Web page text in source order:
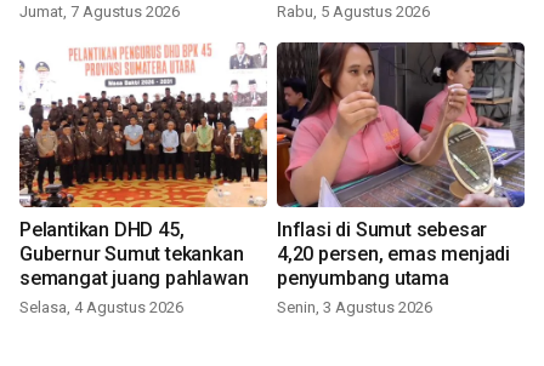
Jumat, 7 Agustus 2026 Rabu, 5 Agustus 2026
Pelantikan DHD 45,
Gubernur Sumut tekankan
semangat juang pahlawan
Selasa, 4 Agustus 2026
Inflasi di Sumut sebesar
4,20 persen, emas menjadi
penyumbang utama
Senin, 3 Agustus 2026